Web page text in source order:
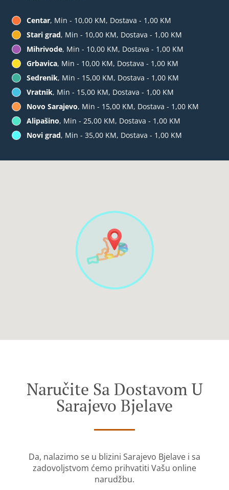
Centar, Min - 10,00 KM, Dostava - 1,00 KM
Stari grad, Min - 10,00 KM, Dostava - 1,00 KM
Mihrivode, Min - 10,00 KM, Dostava - 1,00 KM
Grbavica, Min - 10,00 KM, Dostava - 1,00 KM
Sedrenik, Min - 15,00 KM, Dostava - 1,00 KM
Vratnik, Min - 15,00 KM, Dostava - 1,00 KM
Novo Sarajevo, Min - 15,00 KM, Dostava - 1,00 KM
Alipašino, Min - 25,00 KM, Dostava - 1,00 KM
Novi grad, Min - 35,00 KM, Dostava - 1,00 KM
Naručite Sa Dostavom U
Sarajevo Bjelave
Da, nalazimo se u blizini Sarajevo Bjelave i sa
zadovoljstvom ćemo prihvatiti Vašu online
narudžbu.